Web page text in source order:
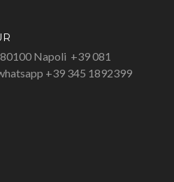
Napoli +39 081
+39 345 1892399